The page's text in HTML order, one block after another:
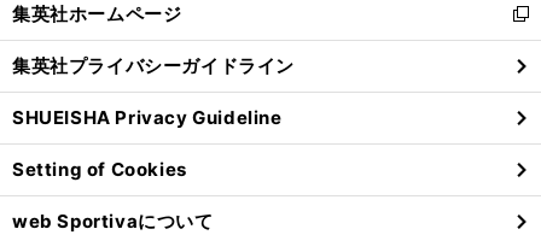
閉
る
集英社ホームページ
新
し
い
ウ
ィ
ン
ド
ウ
で
集英社プライバシーガイドライン
SHUEISHA Privacy Guideline
Setting of Cookies
web Sportivaについて